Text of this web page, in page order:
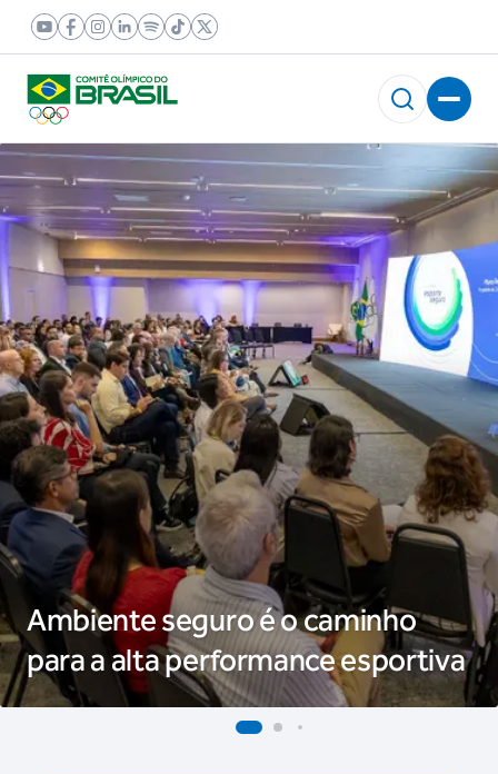
Ambiente seguro é o caminho
para a alta performance esportiva